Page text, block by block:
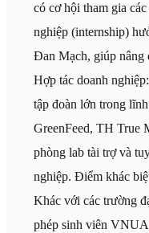
có cơ hội tham gia
nghiệp (internship)
Đan Mạch, giúp nâng
Hợp tác doanh
tập đoàn lớn trong
GreenFeed, TH True
phòng lab tài trợ và
nghiệp. Điểm khác
Khác với các trường
phép sinh viên